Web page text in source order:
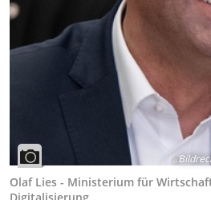
Olaf Lies - Ministerium für